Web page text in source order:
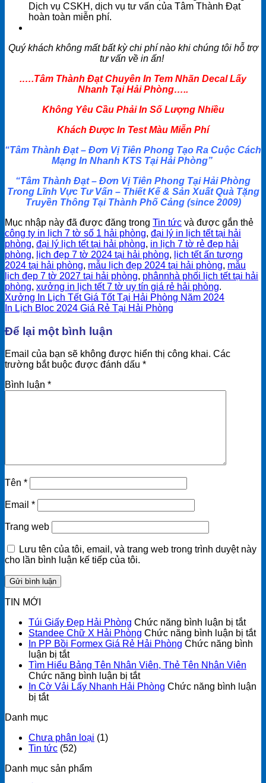
Dịch vụ CSKH, dịch vụ tư vấn của Tâm Thành Đạt
hoàn toàn miễn phí.
Quý khách không mất bất kỳ chi phí nào khi chúng tôi hỗ trợ
tư vấn về in ấn!
.….Tâm Thành Đạt Chuyên In Tem Nhãn Decal Lấy
Nhanh Tại Hải Phòng…..
Không Yêu Cầu Phải In Số Lượng Nhiều
Khách Được In Test Màu Miễn Phí
“Tâm Thành Đạt – Đơn Vị Tiên Phong Tạo Ra Cuộc Cách
Mạng In Nhanh KTS Tại Hải Phòng”
“Tâm Thành Đạt – Đơn Vị Tiên Phong Tại Hải Phòng
Trong Lĩnh Vực Tư Vấn – Thiết Kế & Sản Xuất Quà Tặng
Truyền Thông Tại Thành Phố Cảng (since 2009)
Mục nhập này đã được đăng trong Tin tức và được gắn thẻ
công ty in lịch 7 tờ số 1 hải phòng, đại lý in lịch tết tại hải
phòng, đại lý lịch tết tại hải phòng, in lịch 7 tờ rẻ đẹp hải
phòng, lịch đẹp 7 tờ 2024 tại hải phòng, lịch tết ấn tượng
2024 tại hải phòng, mẫu lịch đẹp 2024 tại hải phòng, mẫu
lịch đẹp 7 tờ 2027 tại hải phòng, phânnhà phối lịch tết tại hải
phòng, xưởng in lịch tết 7 tờ uy tín giá rẻ hải phòng.
Xưởng In Lịch Tết Giá Tốt Tại Hải Phòng Năm 2024
In Lịch Bloc 2024 Giá Rẻ Tại Hải Phòng
Để lại một bình luận
Email của bạn sẽ không được hiển thị công khai. Các
trường bắt buộc được đánh dấu *
Bình luận *
Tên *
Email *
Trang web
Lưu tên của tôi, email, và trang web trong trình duyệt này
cho lần bình luận kế tiếp của tôi.
TIN MỚI
Túi Giấy Đẹp Hải Phòng Chức năng bình luận bị tắtở
Túi
Giấy
Hải
Standee Chữ X Hải Phòng Chức năng bình luận bị tắtở
In PP Bồi Formex Giá Rẻ Hải Phòng Chức năng bình
luận bị tắtở
In
PP
Bồi
Phòng
Tìm Hiểu Bảng Tên Nhân Viên, Thẻ Tên Nhân Viên
Chức năng bình luận bị tắtở
Tìm
In Cờ Vải Lấy Nhanh Hải Phòng Chức năng bình luận
bị tắtở
Lấy
Nhanh
Phòng
Danh mục
Chưa phân loại (1)
Tin tức (52)
Danh mục sản phẩm